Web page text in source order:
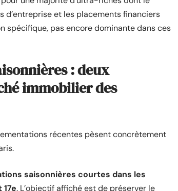
et les placements financiers
spécifique, pas encore dominante dans ces
: deux
immobilier des
récentes pèsent concrètement
saisonnières courtes dans les
. L’objectif affiché est de préserver le